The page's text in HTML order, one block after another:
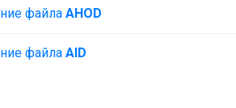
файла AHOD
файла AID